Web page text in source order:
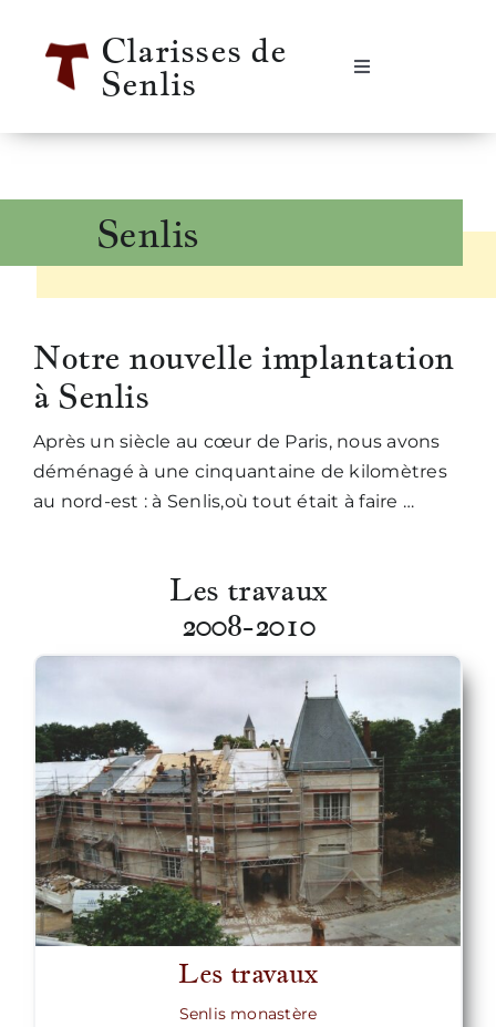
contenu
Clarisses de
Senlis
Navigation
Se rencontrer
Qui sommes-nous ?
Notre vie
Informations pratiques
Senlis
Notre nouvelle implantation
à Senlis
Après un siècle au cœur de Paris, nous avons
déménagé à une cinquantaine de kilomètres
au nord-est : à Senlis,où tout était à faire …
Les travaux
2008-2010
Les travaux
Senlis monastère